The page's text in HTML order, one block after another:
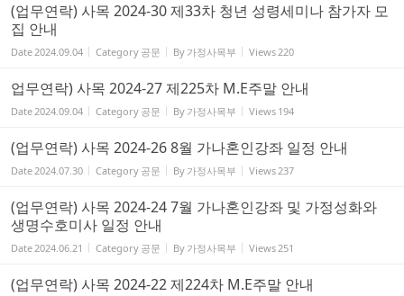
(업무연락) 사목 2024-30 제33차 청년 성령세미나 참가자 모
집 안내
Date2024.09.04 Category 공문 By 가정사목부 Views220
업무연락) 사목 2024-27 제225차 M.E주말 안내
Date2024.09.04 Category 공문 By 가정사목부 Views 194
(업무연락) 사목 2024-26 8월 가나혼인강좌 일정 안내
Date2024.07.30 Category 공문 By 가정사목부 Views237
(업무연락) 사목 2024-24 7월 가나혼인강좌 및 가정성화와
생명수호미사 일정 안내
Date2024.06.21 Category 공문 By 가정사목부 Views251
(업무연락) 사목 2024-22 제224차 M.E주말 안내